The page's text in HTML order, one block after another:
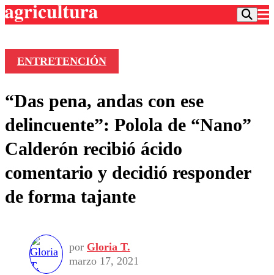
Frecuencias
Agricultura TV
Deportes
Colo Colo
Motor
Otros Deportes
Seleccion Chilena
Universidad Católica
Universidad de Chile
Entretención
Noticias
Dato Practico
Economía
Política
Sustentabilidad
Vida Social
Publicaciones en medios
Opinión
Comercial
ENTRETENCIÓN
“Das pena, andas con ese
delincuente”: Polola de “Nano”
Calderón recibió ácido
comentario y decidió responder
de forma tajante
por Gloria T.
marzo 17, 2021